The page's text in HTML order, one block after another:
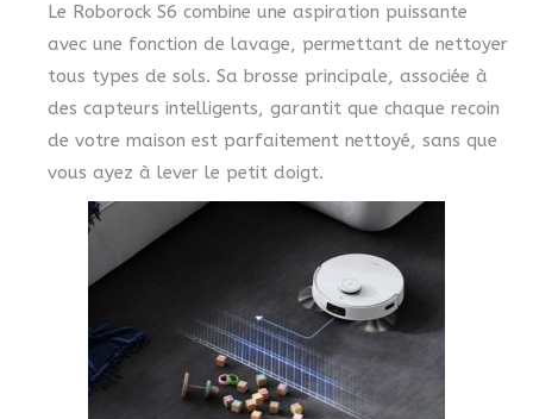
Le Roborock S6 combine une aspiration puissante
avec une fonction de lavage, permettant de nettoyer
tous types de sols. Sa brosse principale, associée à
des capteurs intelligents, garantit que chaque recoin
de votre maison est parfaitement nettoyé, sans que
vous ayez à lever le petit doigt.